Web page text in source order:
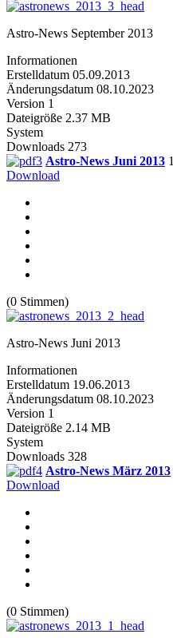
Astro-News September 2013
Informationen
Erstelldatum 05.09.2013
Änderungsdatum 08.10.2023
Version 1
Dateigröße 2.37 MB
System
Downloads 273
Astro-News Juni 2013 1
Download
(0 Stimmen)
Astro-News Juni 2013
Informationen
Erstelldatum 19.06.2013
Änderungsdatum 08.10.2023
Version 1
Dateigröße 2.14 MB
System
Downloads 328
Astro-News März 2013
Download
(0 Stimmen)